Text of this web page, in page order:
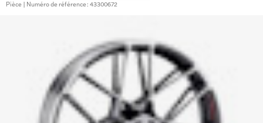
Pièce | Numéro de référence : 43300672